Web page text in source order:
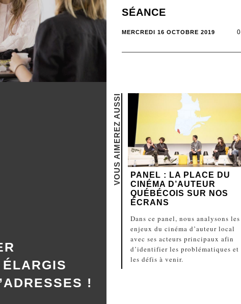
!
SÉANCE
MERCREDI 16 OCTOBRE 2019
VOUS AIMEREZ AUSSI
PANEL : LA PLACE DU
CINÉMA D’AUTEUR
QUÉBÉCOIS SUR NOS
ÉCRANS
Dans ce panel, nous analysons les
enjeux du cinéma d’auteur local
avec ses acteurs principaux afin
d’identifier les problématiques et
les défis à venir.